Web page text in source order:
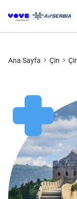
Ana Sayfa Çin